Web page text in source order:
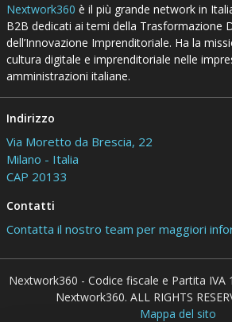
Nextwork360 è il più grande network in
B2B dedicati ai temi della Trasformazione
dell’Innovazione Imprenditoriale. Ha la
cultura digitale e imprenditoriale nelle
amministrazioni italiane.
Indirizzo
Via Moretto da Brescia, 22
Milano - Italia
CAP 20133
Contatti
Contatta il nostro team per maggiori
Nextwork360 - Codice fiscale e Partita
Nextwork360. ALL RIGHTS
Mappa del sito